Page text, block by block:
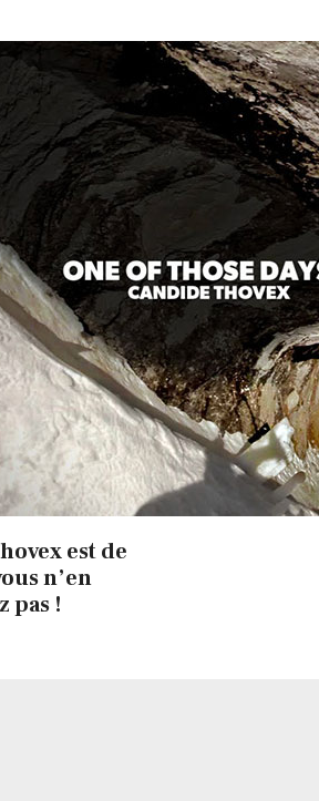
est de
n’en
pas !